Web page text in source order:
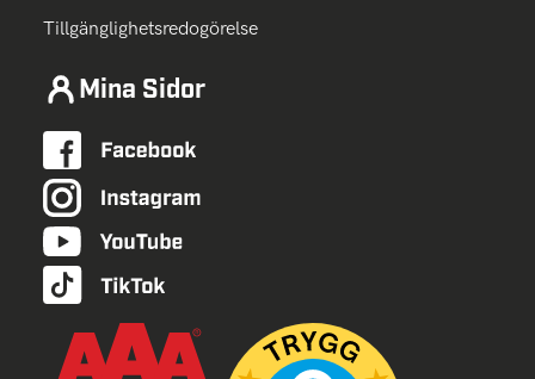
Tillgänglighetsredogörelse
Mina Sidor